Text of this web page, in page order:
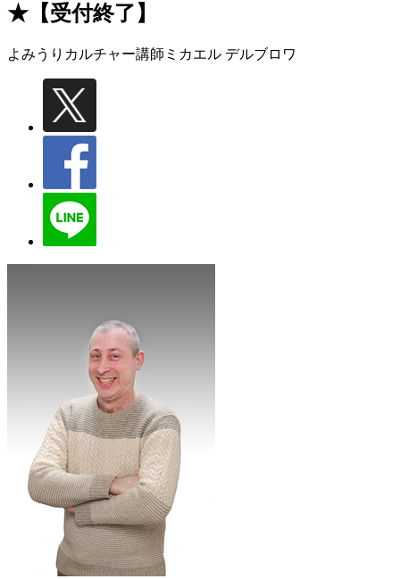
★【受付終了】
よみうりカルチャー講師 ミカエル デルブロワ